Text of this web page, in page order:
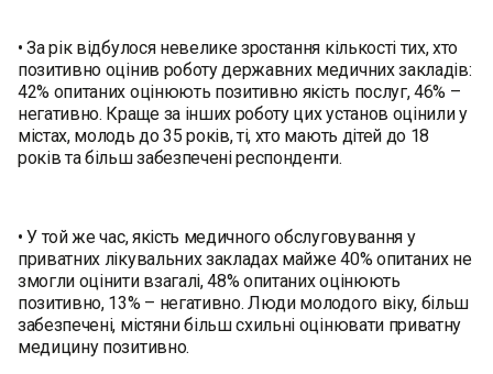
• За рік відбулося невелике зростання кількості тих, хто
позитивно оцінив роботу державних медичних закладів:
42% опитаних оцінюють позитивно якість послуг, 46% –
негативно. Краще за інших роботу цих установ оцінили у
містах, молодь до 35 років, ті, хто мають дітей до 18
років та більш забезпечені респонденти.
• У той же час, якість медичного обслуговування у
приватних лікувальних закладах майже 40% опитаних не
змогли оцінити взагалі, 48% опитаних оцінюють
позитивно, 13% – негативно. Люди молодого віку, більш
забезпечені, містяни більш схильні оцінювати приватну
медицину позитивно.